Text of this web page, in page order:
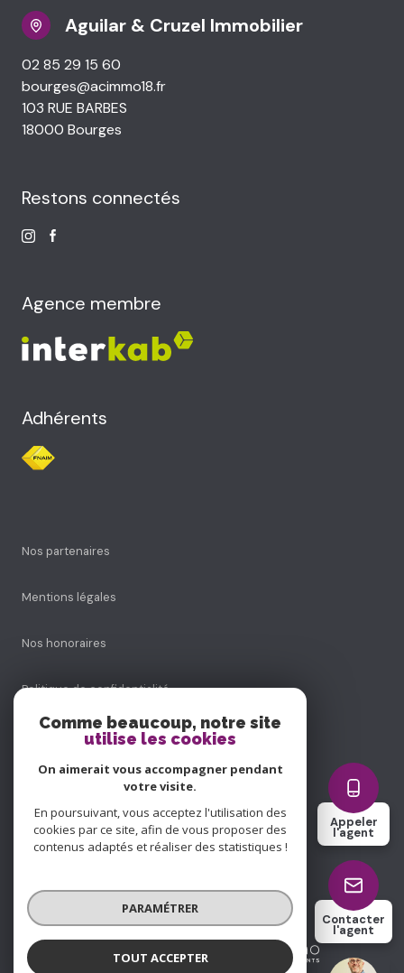
Appeler
l'agent
Contacter
l'agent
Aguilar & Cruzel Immobilier
02 85 29 15 60
bourges@acimmo18.fr
103 RUE BARBES
18000 Bourges
Restons connectés
Agence membre
Adhérents
Nos partenaires
Mentions légales
Nos honoraires
Politique de confidentialité
Cookies
© 2026 | Tous droits réservés
Réalisé par
Comme beaucoup, notre site
utilise les cookies
On aimerait vous accompagner pendant
votre visite.
En poursuivant, vous acceptez l'utilisation des
cookies par ce site, afin de vous proposer des
contenus adaptés et réaliser des statistiques !
PARAMÉTRER
TOUT ACCEPTER